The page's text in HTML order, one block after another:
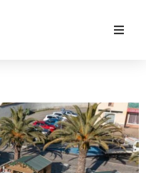
Culture & Loisirs
Mon Quotidien